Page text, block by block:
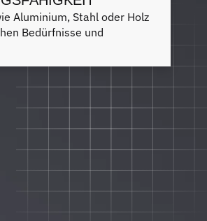
Aluminium, Stahl oder Holz
Bedürfnisse und